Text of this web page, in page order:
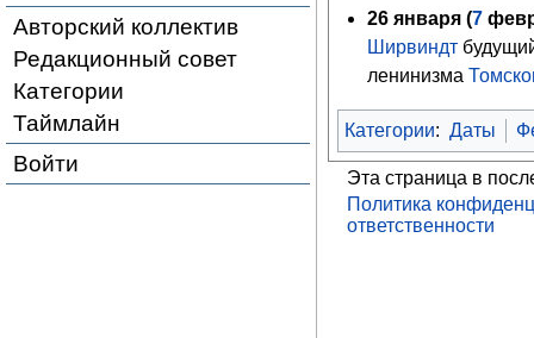
Авторский коллектив
Редакционный совет
Категории
Таймлайн
Войти
26 января (7
Ширвиндт
ленинизма
Категории: Даты
Эта страница в
Политика
ответственности